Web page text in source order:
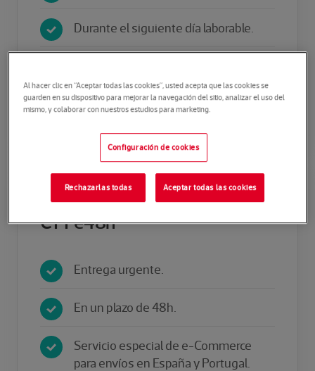
Durante el siguiente día laborable.
Portugal.
CTT e48h
Entrega urgente.
En un plazo de 48h.
Servicio especial de e-Commerce
para envíos en España y Portugal.
Al hacer clic en “Aceptar todas las cookies”, usted acepta que las cookies se
guarden en su dispositivo para mejorar la navegación del sitio, analizar el uso del
mismo, y colaborar con nuestros estudios para marketing.
Configuración de cookies
Rechazarlas todas Aceptar todas las cookies